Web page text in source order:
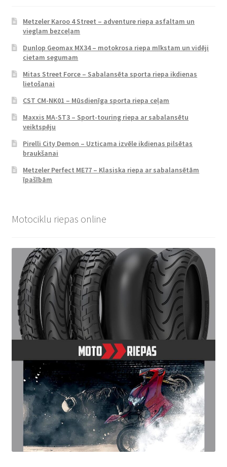
Metzeler Karoo 4 Street – adventure riepa asfaltam un
vieglam bezceļam
Dunlop Geomax MX34 – motokrosa riepa mīkstam un vidēji
cietam segumam
Mitas Street Force – Sabalansēta sporta riepa ikdienas
lietošanai
CST CM-NK01 – Mūsdienīga sporta riepa ceļam
Maxxis MA-ST3 – Sport-touring riepa ar sabalansētu
veiktspēju
Pirelli City Demon – Uzticama izvēle ikdienas pilsētas
braukšanai
Metzeler Perfect ME77 – Klasiska riepa ar sabalansētām
īpašībām
Motociklu riepas online